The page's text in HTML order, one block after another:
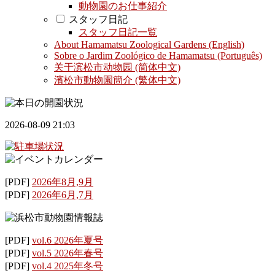
動物園のお仕事紹介
スタッフ日記
スタッフ日記一覧
About Hamamatsu Zoological Gardens (English)
Sobre o Jardim Zoológico de Hamamatsu (Português)
关于滨松市动物园 (简体中文)
濱松市動物園簡介 (繁体中文)
2026-08-09 21:03
[PDF] 2026年8月,9月
[PDF] 2026年6月,7月
[PDF] vol.6 2026年夏号
[PDF] vol.5 2026年春号
[PDF] vol.4 2025年冬号